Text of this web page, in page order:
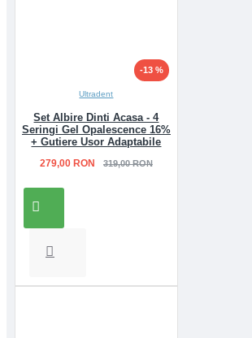
-13 %
Ultradent
Set Albire Dinti Acasa - 4
Seringi Gel Opalescence 16%
+ Gutiere Usor Adaptabile
279,00 RON 319,00 RON